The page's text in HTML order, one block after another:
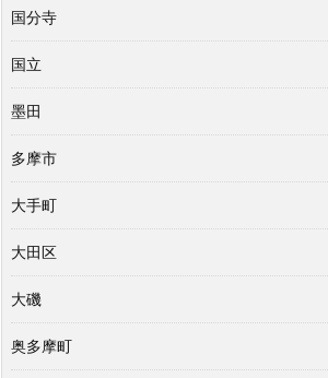
国分寺
国立
墨田
多摩市
大手町
大田区
大磯
奥多摩町